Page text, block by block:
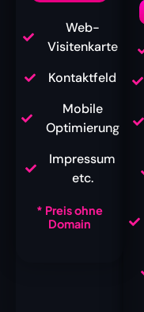
Web-
Visitenkarte
Kontaktfeld
Mobile
Optimierung
Impressum
etc.
* Preis ohne
Domain